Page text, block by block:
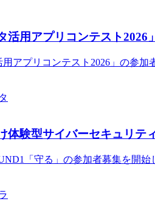
活用アプリコンテスト2026
用アプリコンテスト2026」の参加
体験型サイバーセキュリテ
「守る」の参加者募集を開始